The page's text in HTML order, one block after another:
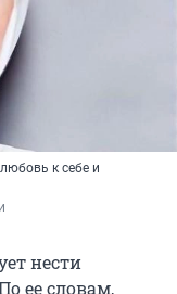
к себе и
нести
ее словам,